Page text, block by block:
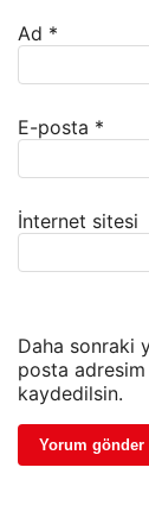
Ad *
E-posta *
İnternet sitesi
Daha sonraki
posta adresim
kaydedilsin.